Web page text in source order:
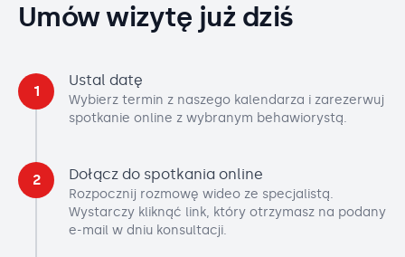
Umów wizytę już dziś
1
Ustal datę
Wybierz termin z naszego kalendarza i zarezerwuj
spotkanie online z wybranym behawiorystą.
2 Dołącz do spotkania online
Rozpocznij rozmowę wideo ze specjalistą.
Wystarczy kliknąć link, który otrzymasz na podany
e-mail w dniu konsultacji.